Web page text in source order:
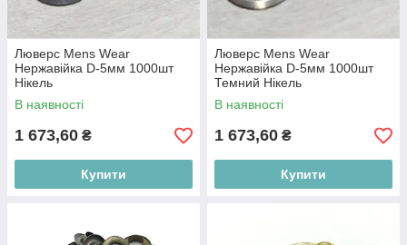
Люверс Mens Wear
Нержавійка D-5мм 1000шт
Нікель
В наявності
1 673,60 ₴
Купити
Люверс Mens Wear
Нержавійка D-5мм 1000шт
Темний Нікель
В наявності
1 673,60 ₴
Купити